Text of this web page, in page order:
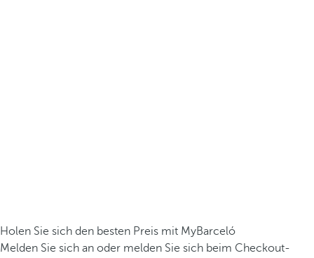
Holen Sie sich den besten Preis mit MyBarceló
Melden Sie sich an oder melden Sie sich beim Checkout-